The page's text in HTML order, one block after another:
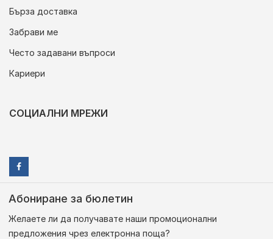
Бърза доставка
Забрави ме
Често задавани въпроси
Кариери
СОЦИАЛНИ МРЕЖИ
Абониране за бюлетин
Желаете ли да получавате наши промоционални
предложения чрез електронна поща?